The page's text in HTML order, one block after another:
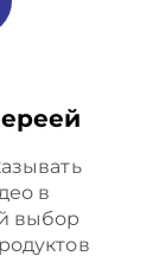
в
выбор